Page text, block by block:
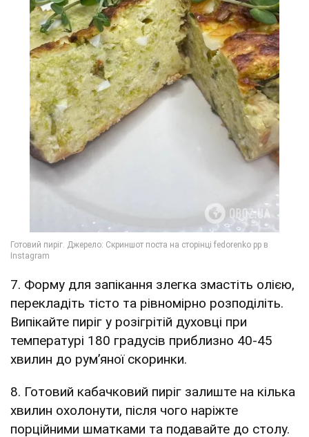
7. Форму для запікання злегка змастіть олією,
перекладіть тісто та рівномірно розподіліть.
Випікайте пиріг у розігрітій духовці при
температурі 180 градусів приблизно 40-45
хвилин до рум’яної скоринки.
8. Готовий кабачковий пиріг залиште на кілька
хвилин охолонути, після чого наріжте
порційними шматками та подавайте до столу.